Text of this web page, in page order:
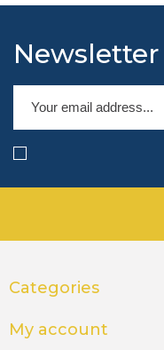
Newsletter
Categories
My account